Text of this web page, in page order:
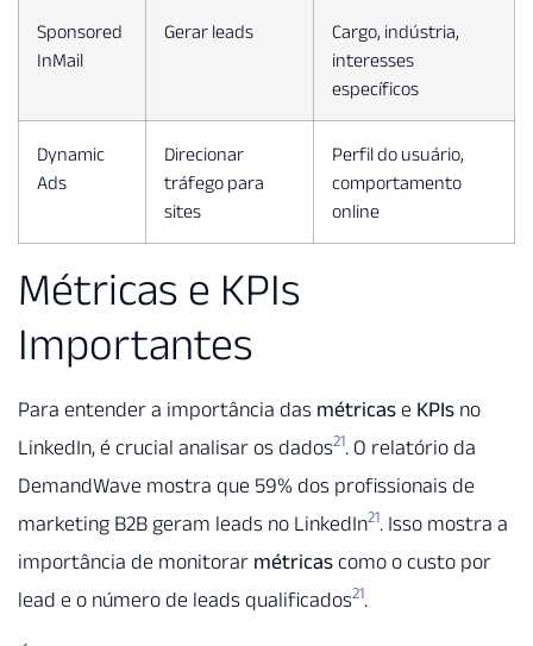
Sponsored
InMail
Gerar leads
Cargo, indústria,
interesses
específicos
Dynamic
Ads
Direcionar
tráfego para
sites
Perfil do usuário,
comportamento
online
Métricas e KPIs
Importantes
Para entender a importância das métricas e KPIs no
LinkedIn, é crucial analisar os dados21. O relatório da
DemandWave mostra que 59% dos profissionais de
marketing B2B geram leads no LinkedIn21. Isso mostra a
importância de monitorar métricas como o custo por
lead e o número de leads qualificados21.